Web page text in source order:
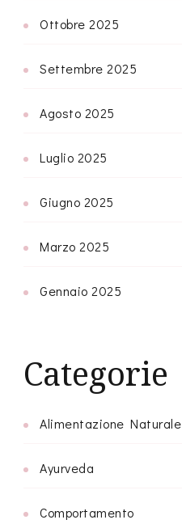
Ottobre 2025
Settembre 2025
Agosto 2025
Luglio 2025
Giugno 2025
Marzo 2025
Gennaio 2025
Categorie
Alimentazione Naturale
Ayurveda
Comportamento